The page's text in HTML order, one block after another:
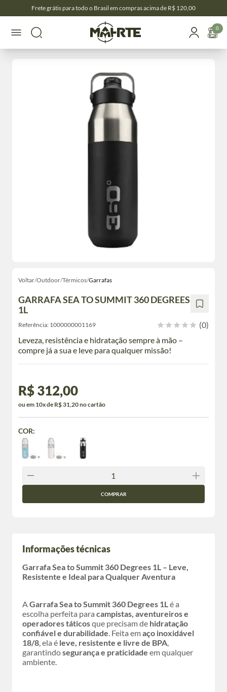
Frete grátis para todo o Brasil em compras acima de R$ 120,00
0
Voltar/Outdoor/Térmicos/Garrafas
GARRAFA SEA TO SUMMIT 360 DEGREES
1L
Referência: 1000000001169
(0)
Leveza, resistência e hidratação sempre à mão –
compre já a sua e leve para qualquer missão!
R$ 312,00
ou em 10x de R$ 31,20 no cartão
COR:
COMPRAR
Informações técnicas
Garrafa Sea to Summit 360 Degrees 1L – Leve,
Resistente e Ideal para Qualquer Aventura
AGarrafa Sea to Summit 360 Degrees 1Lé a
escolha perfeita para campistas, aventureiros e
operadores táticosque precisam de hidratação
confiável e durabilidade. Feita emaço inoxidável
18/8, ela é leve, resistente e livre de BPA,
garantindosegurança e praticidade em qualquer
ambiente.